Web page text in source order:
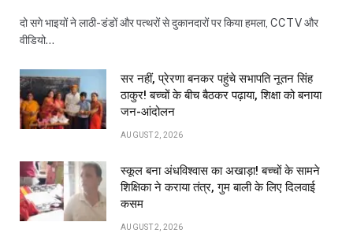
दो सगे भाइयों ने लाठी-डंडों और पत्थरों से दुकानदारों पर किया हमला, CCTV और
वीडियो…
सर नहीं, प्रेरणा बनकर पहुंचे सभापति नूतन सिंह
ठाकुर! बच्चों के बीच बैठकर पढ़ाया, शिक्षा को बनाया
जन-आंदोलन
AUGUST 2, 2026
स्कूल बना अंधविश्वास का अखाड़ा! बच्चों के सामने
शिक्षिका ने कराया तंत्र, गुम बाली के लिए दिलवाई
कसम
AUGUST 2, 2026